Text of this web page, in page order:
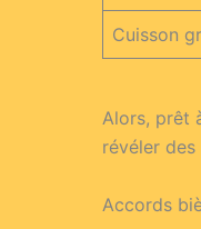
Cuisson
Alors, prêt
révéler
Accords